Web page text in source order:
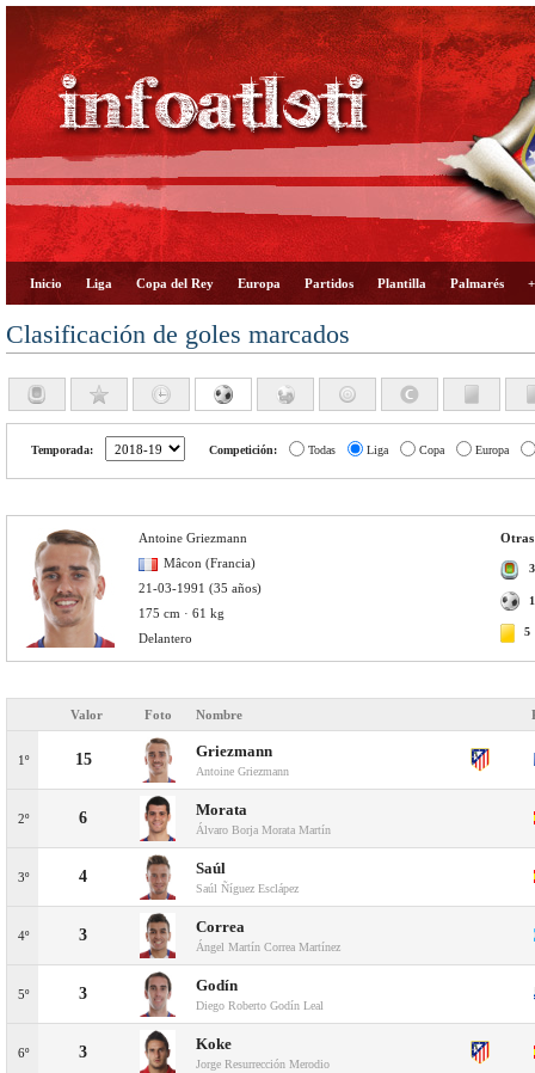
Inicio Liga Copa del Rey Europa Partidos Plantilla Palmarés
Clasificación de goles marcados
Temporada: Competición: Todas Liga Copa Europa
Otras
5
Antoine Griezmann
Mâcon (Francia)
21-03-1991 (35 años)
175 cm · 61 kg
Delantero
Valor Foto Nombre
1º 15 Griezmann
Antoine Griezmann
2º 6 Morata
Álvaro Borja Morata Martín
3º 4 Saúl
Saúl Ñíguez Esclápez
4º 3 Correa
Ángel Martín Correa Martínez
5º 3 Godín
Diego Roberto Godín Leal
6º 3 Koke
Jorge Resurrección Merodio